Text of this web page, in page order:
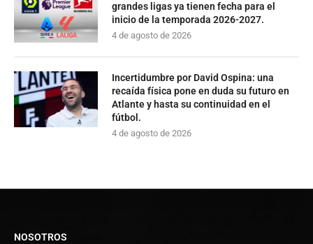
grandes ligas ya tienen fecha para el
inicio de la temporada 2026-2027.
4 de agosto de 2026
Incertidumbre por David Ospina: una
recaída física pone en duda su futuro en
Atlante y hasta su continuidad en el
fútbol.
4 de agosto de 2026
NOSOTROS